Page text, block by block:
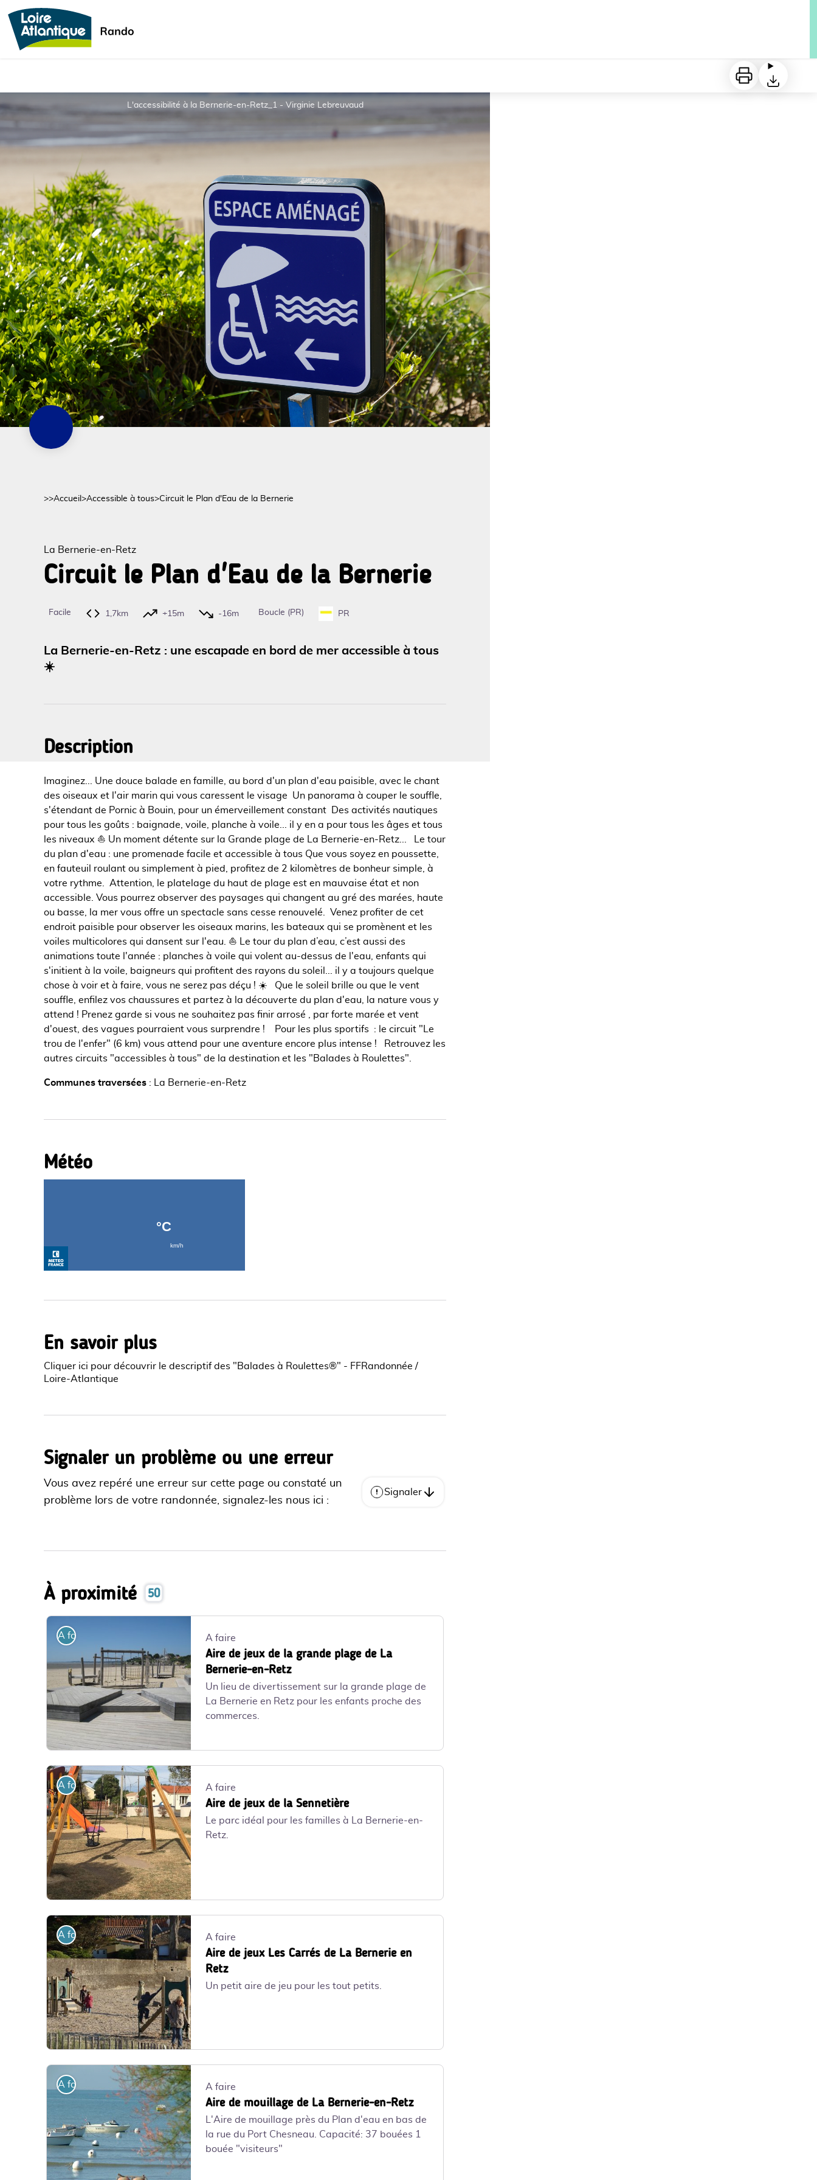
ImprimerTélécharger
L'accessibilité à la Bernerie-en-Retz_1 - Virginie Lebreuvaud
>>Accueil >Accessible à tous>Circuit le Plan d'Eau de la Bernerie
La Bernerie-en-Retz
Circuit le Plan d'Eau de la Bernerie
Facile 1,7km +15m -16m Boucle (PR) PR
La Bernerie-en-Retz : une escapade en bord de mer accessible à tous
☀️
Description
Imaginez... Une douce balade en famille, au bord d'un plan d'eau paisible, avec le chant
des oiseaux et l'air marin qui vous caressent le visage Un panorama à couper le souffle,
s'étendant de Pornic à Bouin, pour un émerveillement constant Des activités nautiques
pour tous les goûts : baignade, voile, planche à voile... il y en a pour tous les âges et tous
les niveaux ‍⛵️ Un moment détente sur la Grande plage de La Bernerie-en-Retz... Le tour
du plan d'eau : une promenade facile et accessible à tous Que vous soyez en poussette,
en fauteuil roulant ou simplement à pied, profitez de 2 kilomètres de bonheur simple, à
votre rythme. Attention, le platelage du haut de plage est en mauvaise état et non
accessible. Vous pourrez observer des paysages qui changent au gré des marées, haute
ou basse, la mer vous offre un spectacle sans cesse renouvelé. Venez profiter de cet
endroit paisible pour observer les oiseaux marins, les bateaux qui se promènent et les
voiles multicolores qui dansent sur l'eau. ⛵️ Le tour du plan d’eau, c’est aussi des
animations toute l'année : planches à voile qui volent au-dessus de l'eau, enfants qui
s'initient à la voile, baigneurs qui profitent des rayons du soleil... il y a toujours quelque
chose à voir et à faire, vous ne serez pas déçu ! ☀️ Que le soleil brille ou que le vent
souffle, enfilez vos chaussures et partez à la découverte du plan d'eau, la nature vous y
attend ! Prenez garde si vous ne souhaitez pas finir arrosé , par forte marée et vent
d'ouest, des vagues pourraient vous surprendre ! Pour les plus sportifs : le circuit "Le
trou de l'enfer" (6 km) vous attend pour une aventure encore plus intense ! Retrouvez les
autres circuits "accessibles à tous" de la destination et les "Balades à Roulettes".
Communes traversées : La Bernerie-en-Retz
Météo
En savoir plus
Cliquer ici pour découvrir le descriptif des "Balades à Roulettes®" - FFRandonnée /
Loire-Atlantique
Signaler un problème ou une erreur
Vous avez repéré une erreur sur cette page ou constaté un
problème lors de votre randonnée, signalez-les nous ici :
Signaler
À proximité 50
A faire A faire
Aire de jeux de la grande plage de La
Bernerie-en-Retz
Un lieu de divertissement sur la grande plage de
La Bernerie en Retz pour les enfants proche des
commerces.
A faire A faire
Aire de jeux de la Sennetière
Le parc idéal pour les familles à La Bernerie-en-
Retz.
A faire A faire
Aire de jeux Les Carrés de La Bernerie en
Retz
Un petit aire de jeu pour les tout petits.
A faire A faire
Aire de mouillage de La Bernerie-en-Retz
L'Aire de mouillage près du Plan d'eau en bas de
la rue du Port Chesneau. Capacité: 37 bouées 1
bouée "visiteurs"